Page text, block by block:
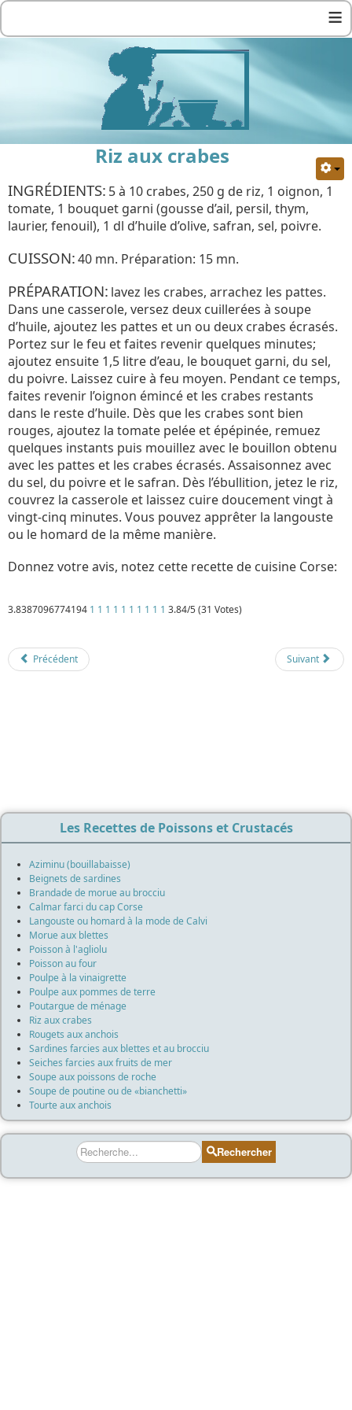
≡
Riz aux crabes
INGRÉDIENTS: 5 à 10 crabes, 250 g de riz, 1 oignon, 1
tomate, 1 bouquet garni (gousse d’ail, persil, thym,
laurier, fenouil), 1 dl d’huile d’olive, safran, sel, poivre.
CUISSON:40 mn. Préparation: 15 mn.
PRÉPARATION: lavez les crabes, arrachez les pattes.
Dans une casserole, versez deux cuillerées à soupe
d’huile, ajoutez les pattes et un ou deux crabes écrasés.
Portez sur le feu et faites revenir quelques minutes;
ajoutez ensuite 1,5 litre d’eau, le bouquet garni, du sel,
du poivre. Laissez cuire à feu moyen. Pendant ce temps,
faites revenir l’oignon émincé et les crabes restants
dans le reste d’huile. Dès que les crabes sont bien
rouges, ajoutez la tomate pelée et épépinée, remuez
quelques instants puis mouillez avec le bouillon obtenu
avec les pattes et les crabes écrasés. Assaisonnez avec
du sel, du poivre et le safran. Dès l’ébullition, jetez le riz,
couvrez la casserole et laissez cuire doucement vingt à
vingt-cinq minutes. Vous pouvez apprêter la langouste
ou le homard de la même manière.
Donnez votre avis, notez cette recette de cuisine Corse:
3.8387096774194 1 1 1 1 1 1 1 1 1 1 3.84/5 (31 Votes)
Précédent Suivant
Les Recettes de Poissons et Crustacés
Aziminu (bouillabaisse)
Beignets de sardines
Brandade de morue au brocciu
Calmar farci du cap Corse
Langouste ou homard à la mode de Calvi
Morue aux blettes
Poisson à l'agliolu
Poisson au four
Poulpe à la vinaigrette
Poulpe aux pommes de terre
Poutargue de ménage
Riz aux crabes
Rougets aux anchois
Sardines farcies aux blettes et au brocciu
Seiches farcies aux fruits de mer
Soupe aux poissons de roche
Soupe de poutine ou de «bianchetti»
Tourte aux anchois
Rechercher Rechercher